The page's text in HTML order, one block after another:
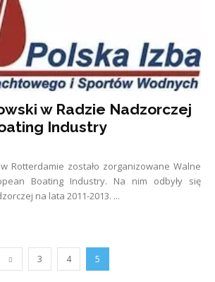
w Radzie Nadzorczej
Industry
Rotterdamie zostało zorganizowane Walne
Boating Industry. Na nim odbyły się
na lata 2011-2013. ...
3 4 5